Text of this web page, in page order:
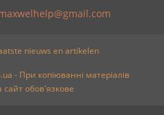
nieuws en artikelen
- При копіюванні матеріалів
обов'язкове